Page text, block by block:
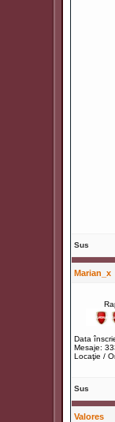
Sus
Marian_x
Data
Mesaje:
Locaţie /
Sus
Valores